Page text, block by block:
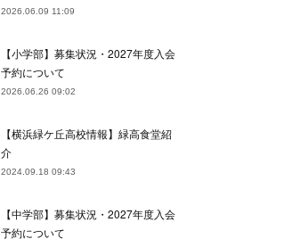
2026.06.09 11:09
【小学部】募集状況・2027年度入会
予約について
2026.06.26 09:02
【横浜緑ケ丘高校情報】緑高食堂紹
介
2024.09.18 09:43
【中学部】募集状況・2027年度入会
予約について